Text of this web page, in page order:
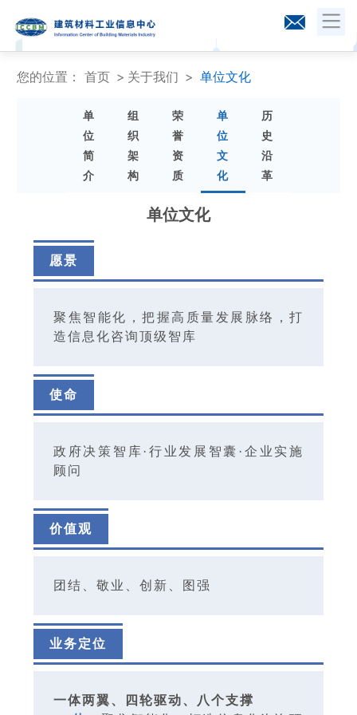
您的位置： 首页 关于我们 单位文化
单
位
简
介
组
织
架
构
荣
誉
资
质
单
位
文
化
历
史
沿
革
单位文化
愿景
聚焦智能化，把握高质量发展脉络，打
造信息化咨询顶级智库
使命
政府决策智库·行业发展智囊·企业实施
顾问
价值观
团结、敬业、创新、图强
业务定位
一体两翼、四轮驱动、八个支撑